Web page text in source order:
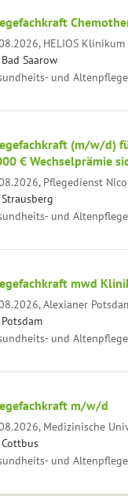
HELIOS
Bad Saarow
und Altenpflege
(m/w/d)
€ Wechselprämie
Pflegedienst
Strausberg
und Altenpflege
mwd
Alexianer
Potsdam
und Altenpflege
m/w/d
Medizinische
Cottbus
und Altenpflege